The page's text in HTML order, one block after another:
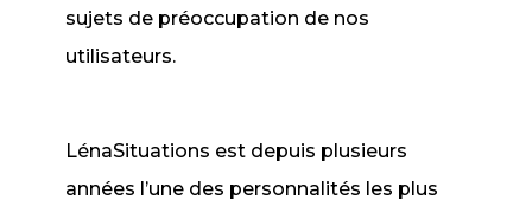
sujets de préoccupation de nos
utilisateurs.
LénaSituations est depuis plusieurs
années l’une des personnalités les plus